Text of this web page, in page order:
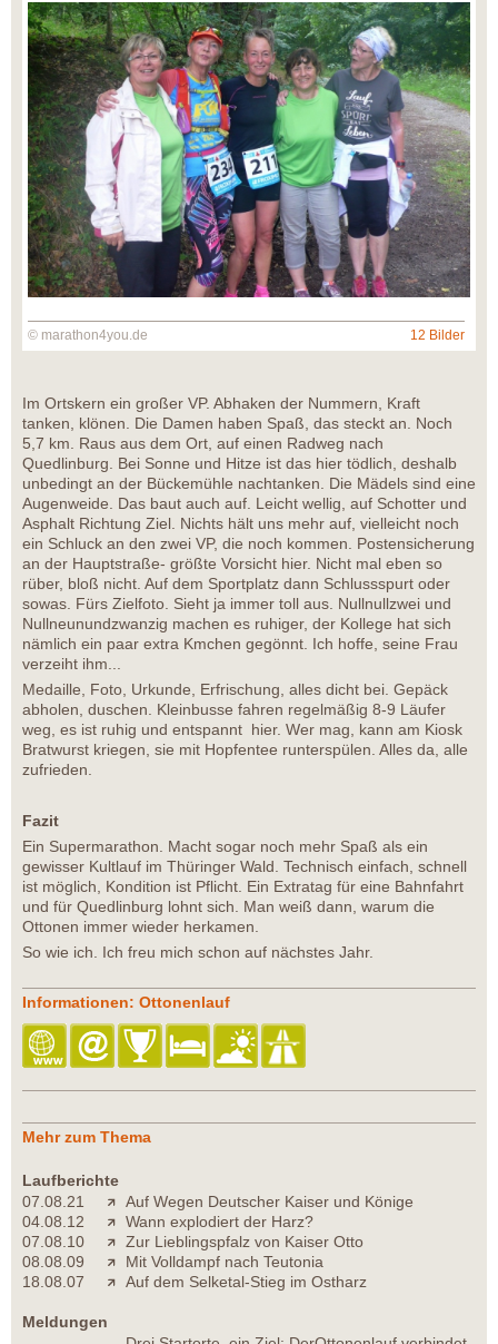
© marathon4you.de 12 Bilder
Im Ortskern ein großer VP. Abhaken der Nummern, Kraft
tanken, klönen. Die Damen haben Spaß, das steckt an. Noch
5,7 km. Raus aus dem Ort, auf einen Radweg nach
Quedlinburg. Bei Sonne und Hitze ist das hier tödlich, deshalb
unbedingt an der Bückemühle nachtanken. Die Mädels sind eine
Augenweide. Das baut auch auf. Leicht wellig, auf Schotter und
Asphalt Richtung Ziel. Nichts hält uns mehr auf, vielleicht noch
ein Schluck an den zwei VP, die noch kommen. Postensicherung
an der Hauptstraße- größte Vorsicht hier. Nicht mal eben so
rüber, bloß nicht. Auf dem Sportplatz dann Schlussspurt oder
sowas. Fürs Zielfoto. Sieht ja immer toll aus. Nullnullzwei und
Nullneunundzwanzig machen es ruhiger, der Kollege hat sich
nämlich ein paar extra Kmchen gegönnt. Ich hoffe, seine Frau
verzeiht ihm...
Medaille, Foto, Urkunde, Erfrischung, alles dicht bei. Gepäck
abholen, duschen. Kleinbusse fahren regelmäßig 8-9 Läufer
weg, es ist ruhig und entspannt hier. Wer mag, kann am Kiosk
Bratwurst kriegen, sie mit Hopfentee runterspülen. Alles da, alle
zufrieden.
Fazit
Ein Supermarathon. Macht sogar noch mehr Spaß als ein
gewisser Kultlauf im Thüringer Wald. Technisch einfach, schnell
ist möglich, Kondition ist Pflicht. Ein Extratag für eine Bahnfahrt
und für Quedlinburg lohnt sich. Man weiß dann, warum die
Ottonen immer wieder herkamen.
So wie ich. Ich freu mich schon auf nächstes Jahr.
Informationen: Ottonenlauf
Mehr zum Thema
Laufberichte
07.08.21
Auf Wegen Deutscher Kaiser und Könige
04.08.12
Wann explodiert der Harz?
07.08.10
Zur Lieblingspfalz von Kaiser Otto
08.08.09
Mit Volldampf nach Teutonia
18.08.07
Auf dem Selketal-Stieg im Ostharz
Meldungen